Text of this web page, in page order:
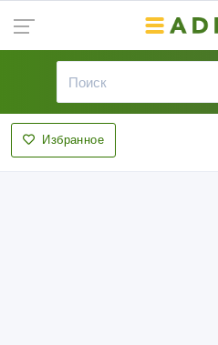
Избранное